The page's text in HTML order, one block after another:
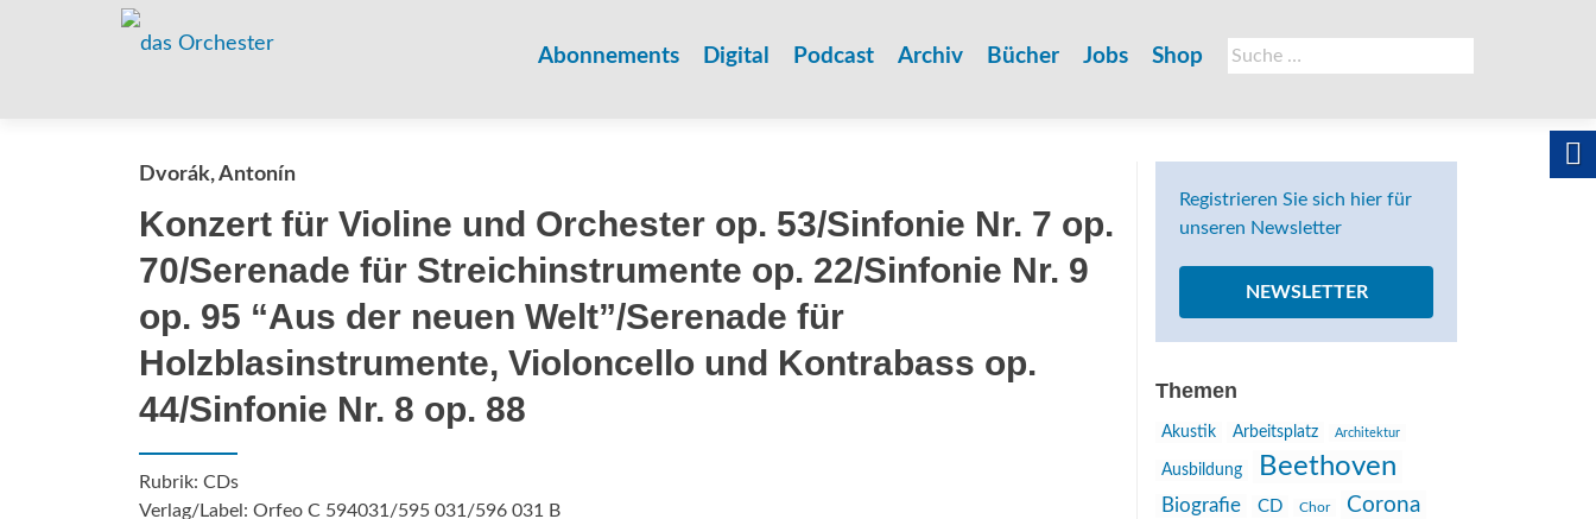
Suche
nach:
Abonnements Digital Podcast Archiv Bücher Jobs Shop
Dvorák, Antonín
Konzert für Violine und Orchester op. 53/Sinfonie Nr. 7 op.
70/Serenade für Streichinstrumente op. 22/Sinfonie Nr. 9
op. 95 “Aus der neuen Welt”/Serenade für
Holzblasinstrumente, Violoncello und Kontrabass op.
44/Sinfonie Nr. 8 op. 88
Rubrik: CDs
Verlag/Label: Orfeo C 594031/595 031/596 031 B
Registrieren Sie sich hier für
unseren Newsletter
NEWSLETTER
Themen
Akustik Arbeitsplatz Architektur
Ausbildung Beethoven
Biografie CD Chor Corona